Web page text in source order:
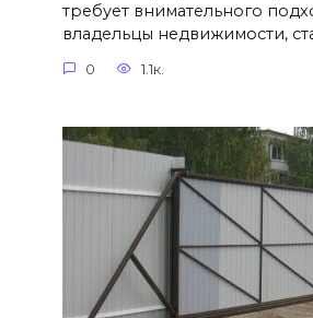
требует внимательного
владельцы недвижимости,
0 1.1к.